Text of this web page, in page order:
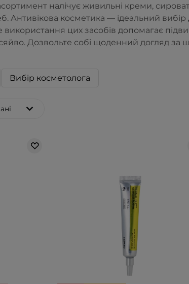
налічує живильні креми,
Антивікова косметика — ідеальний
використання цих засобів допомагає
Дозвольте собі щоденний догляд за
Вибір косметолога